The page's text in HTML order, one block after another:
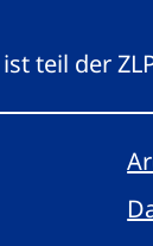
teil der